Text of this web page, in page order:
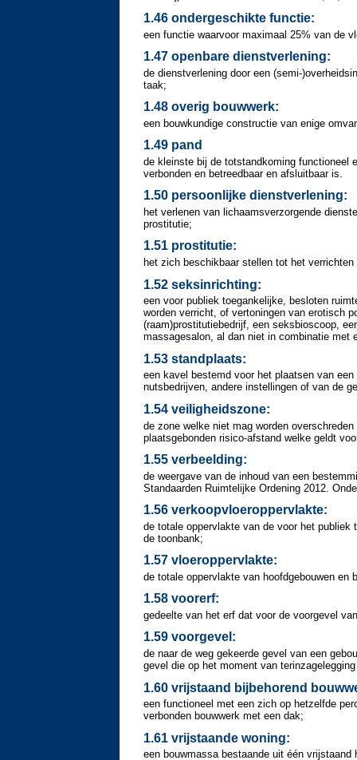
1.46 ondergeschikte functie:
een functie waarvoor maximaal 25% van de
1.47 openbare dienstverlening:
de dienstverlening door een (semi-
taak;
1.48 overig bouwwerk:
een bouwkundige constructie van enige
1.49 pand
de kleinste bij de totstandkoming functioneel
verbonden en betreedbaar en afsluitbaar is.
1.50 persoonlijke dienstverlening:
het verlenen van lichaamsverzorgende
prostitutie;
1.51 prostitutie:
het zich beschikbaar stellen tot het
1.52 seksinrichting:
een voor publiek toegankelijke, besloten
worden verricht, of vertoningen van erotisch
(raam)prostitutiebedrijf, een seksbioscoop,
massagesalon, al dan niet in combinatie met
1.53 standplaats:
een kavel bestemd voor het plaatsen van
nutsbedrijven, andere instellingen of van de
1.54 veiligheidszone:
de zone welke niet mag worden
plaatsgebonden risico-afstand welke geldt
1.55 verbeelding:
de weergave van de inhoud van een
Standaarden Ruimtelijke Ordening 2012.
1.56 verkoopvloeroppervlakte:
de totale oppervlakte van de voor het
de toonbank;
1.57 vloeroppervlakte:
de totale oppervlakte van hoofdgebouwen en
1.58 voorerf:
gedeelte van het erf dat voor de voorgevel
1.59 voorgevel:
de naar de weg gekeerde gevel van een
gevel die op het moment van
1.60 vrijstaand bijbehorend
een functioneel met een zich op hetzelfde
verbonden bouwwerk met een dak;
1.61 vrijstaande woning:
een bouwmassa bestaande uit één vrijstaand